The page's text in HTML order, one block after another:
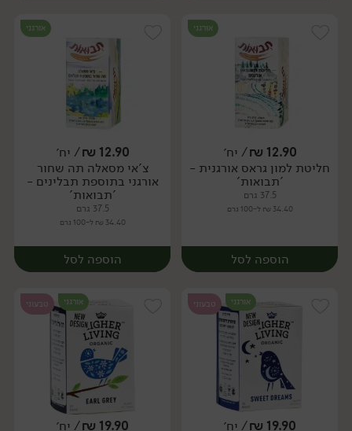
יח׳ יח׳
אורגני
12.90
₪/ יח׳
חליטת למון גראס אורגנית -
'תבואות'
37.5 גרם
34.40 ₪ ל-100 גרם
הוספה לסל
אורגני
12.90
₪/ יח׳
צ'אי מסאלה תה שחור
אורגני בתוספת תבלינים -
'תבואות'
37.5 גרם
34.40 ₪ ל-100 גרם
הוספה לסל
אורגני טבעוני
19.90
₪/ יח׳
אורגני טבעוני
19.90
₪/ יח׳